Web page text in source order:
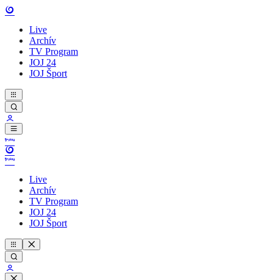
Live
Archív
TV Program
JOJ 24
JOJ Šport
Live
Archív
TV Program
JOJ 24
JOJ Šport